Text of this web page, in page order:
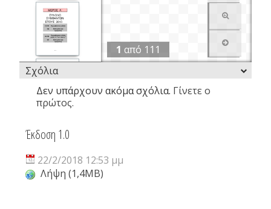
1 από 111
Σχόλια
Δεν υπάρχουν ακόμα σχόλια. Γίνετε ο
πρώτος.
Έκδοση 1.0
22/2/2018 12:53 μμ
Λήψη (1,4MB)